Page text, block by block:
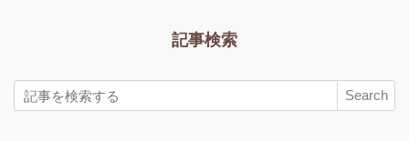
記事検索
Search